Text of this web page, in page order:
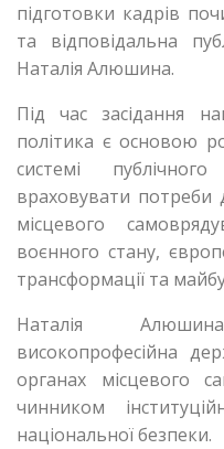
підготовки кадрів
та відповідальна
Наталія Алюшина.
Під час засідання
політика є основою
системі
враховувати потреби
місцевого
воєнного стану,
трансформації та
Наталія
високопрофесійна
органах місцевого
чинником
національної безпеки.